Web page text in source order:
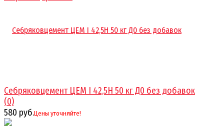
Себряковцемент ЦЕМ I 42,5Н 50 кг Д0 без добавок
(0)
580 руб.Цены уточняйте!